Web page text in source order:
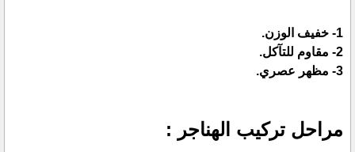
1- خفيف الوزن.
2- مقاوم للتآكل.
3- مظهر عصري.
مراحل تركيب الهناجر :